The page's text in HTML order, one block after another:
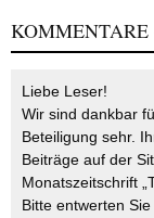
KOMMENTARE
Liebe Leser!
Wir sind dankbar
Beteiligung sehr.
Beiträge auf der
Monatszeitschrift
Bitte entwerten